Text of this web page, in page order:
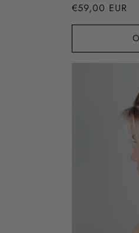
Normaler
Preis
€59,00 EUR